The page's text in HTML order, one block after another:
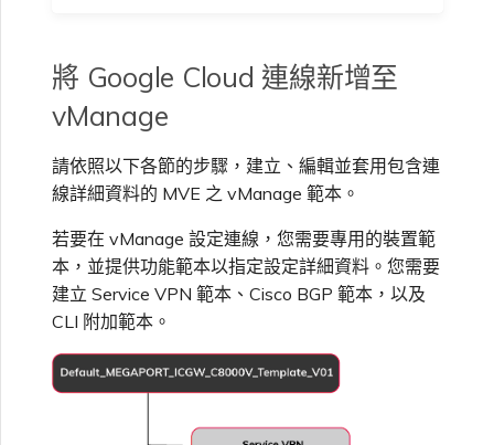
將 Google Cloud 連線新增至
vManage
請依照以下各節的步驟，建立、編輯並套用包含連
線詳細資料的 MVE 之 vManage 範本。
若要在 vManage 設定連線，您需要專用的裝置範
本，並提供功能範本以指定設定詳細資料。您需要
建立 Service VPN 範本、Cisco BGP 範本，以及
CLI 附加範本。